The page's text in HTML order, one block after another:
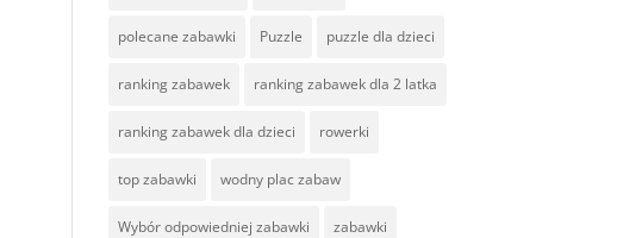
polecane zabawki Puzzle puzzle dla dzieci
ranking zabawek ranking zabawek dla 2 latka
ranking zabawek dla dzieci rowerki
top zabawki wodny plac zabaw
Wybór odpowiedniej zabawki zabawki